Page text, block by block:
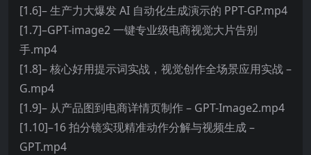
[1.6]– 生产力大爆发 AI 自动化生成演示的 PPT-GP.mp4
[1.7]–GPT-image2 一键专业级电商视觉大片告别
手.mp4
[1.8]– 核心好用提示词实战，视觉创作全场景应用实战 –
G.mp4
[1.9]– 从产品图到电商详情页制作 – GPT-Image2.mp4
[1.10]–16 拍分镜实现精准动作分解与视频生成 –
GPT.mp4